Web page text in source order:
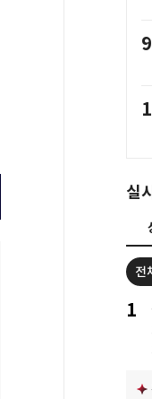
9
실
전
1